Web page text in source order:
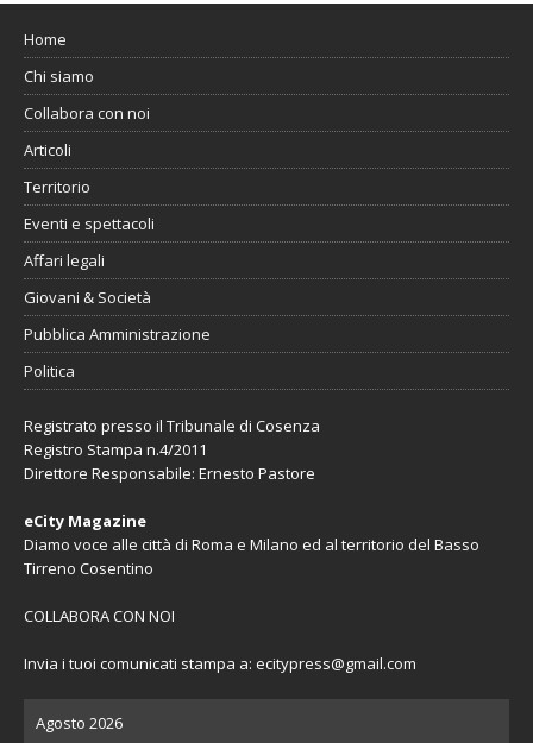
Home
Chi siamo
Collabora con noi
Articoli
Territorio
Eventi e spettacoli
Affari legali
Giovani & Società
Pubblica Amministrazione
Politica
Registrato presso il Tribunale di Cosenza
Registro Stampa n.4/2011
Direttore Responsabile: Ernesto Pastore
eCity Magazine
Diamo voce alle città di Roma e Milano ed al territorio del Basso
Tirreno Cosentino
COLLABORA CON NOI
Invia i tuoi comunicati stampa a: ecitypress@gmail.com
Agosto 2026